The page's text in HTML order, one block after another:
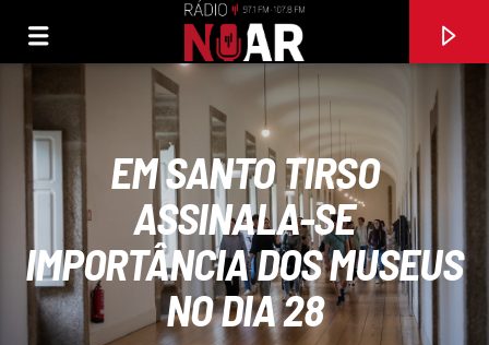
EM SANTO TIRSO
ASSINALA-SE
IMPORTÂNCIA DOS MUSEUS
NO DIA 28